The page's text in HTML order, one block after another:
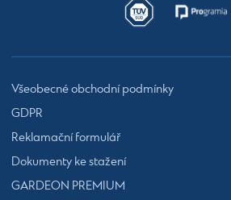
Všeobecné obchodní podmínky
GDPR
Reklamační formulář
Dokumenty ke stažení
GARDEON PREMIUM